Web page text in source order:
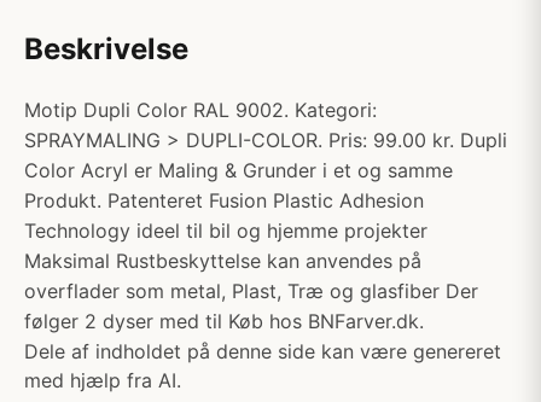
Beskrivelse
Motip Dupli Color RAL 9002. Kategori:
SPRAYMALING > DUPLI-COLOR. Pris: 99.00 kr. Dupli
Color Acryl er Maling & Grunder i et og samme
Produkt. Patenteret Fusion Plastic Adhesion
Technology ideel til bil og hjemme projekter
Maksimal Rustbeskyttelse kan anvendes på
overflader som metal, Plast, Træ og glasfiber Der
følger 2 dyser med til Køb hos BNFarver.dk.
Dele af indholdet på denne side kan være genereret
med hjælp fra AI.